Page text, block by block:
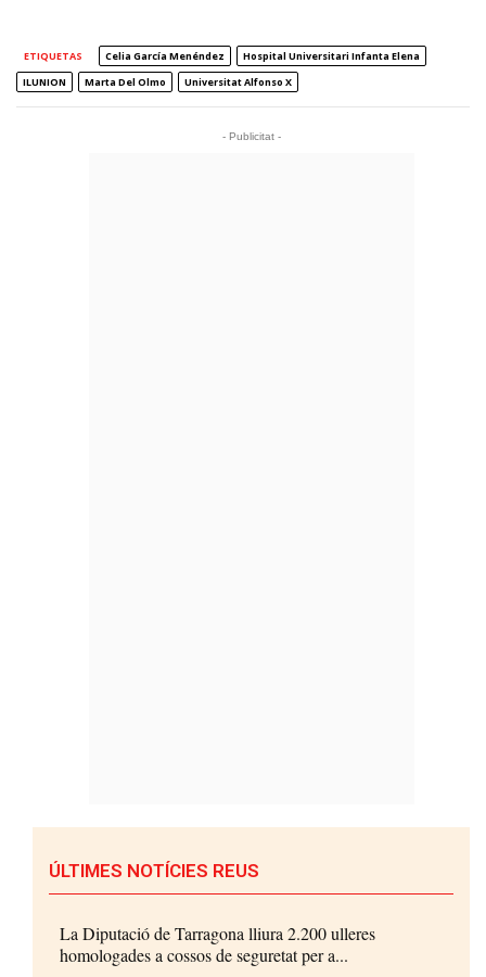
ETIQUETAS Celia García Menéndez
Hospital Universitari Infanta Elena
ILUNION
Marta Del Olmo Universitat Alfonso X
- Publicitat -
ÚLTIMES NOTÍCIES REUS
La Diputació de Tarragona lliura 2.200 ulleres
homologades a cossos de seguretat per a...